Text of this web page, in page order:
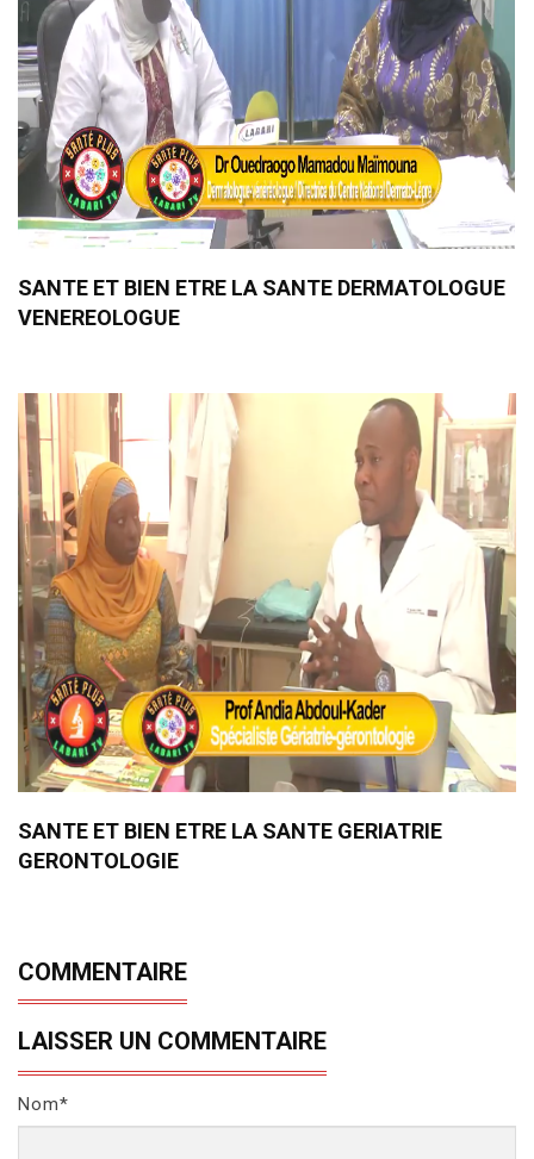
SANTE ET BIEN ETRE LA SANTE DERMATOLOGUE
VENEREOLOGUE
SANTE ET BIEN ETRE LA SANTE GERIATRIE
GERONTOLOGIE
COMMENTAIRE
LAISSER UN COMMENTAIRE
Nom*